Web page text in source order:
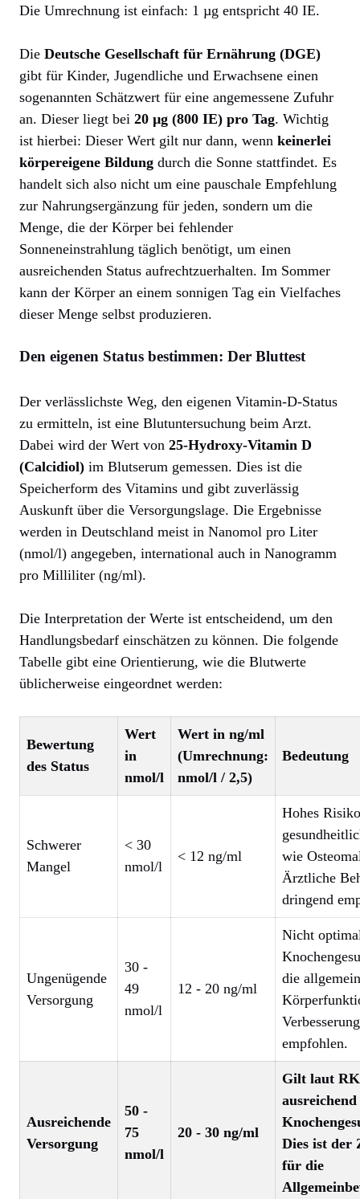
Die Umrechnung ist einfach: 1 µg entspricht 40 IE.
Die Deutsche Gesellschaft für Ernährung (DGE)
gibt für Kinder, Jugendliche und Erwachsene einen
sogenannten Schätzwert für eine angemessene Zufuhr
an. Dieser liegt bei 20 µg (800 IE) pro Tag. Wichtig
ist hierbei: Dieser Wert gilt nur dann, wenn keinerlei
körpereigene Bildung durch die Sonne stattfindet. Es
handelt sich also nicht um eine pauschale Empfehlung
zur Nahrungsergänzung für jeden, sondern um die
Menge, die der Körper bei fehlender
Sonneneinstrahlung täglich benötigt, um einen
ausreichenden Status aufrechtzuerhalten. Im Sommer
kann der Körper an einem sonnigen Tag ein Vielfaches
dieser Menge selbst produzieren.
Den eigenen Status bestimmen: Der Bluttest
Der verlässlichste Weg, den eigenen Vitamin-D-Status
zu ermitteln, ist eine Blutuntersuchung beim Arzt.
Dabei wird der Wert von 25-Hydroxy-Vitamin D
(Calcidiol) im Blutserum gemessen. Dies ist die
Speicherform des Vitamins und gibt zuverlässig
Auskunft über die Versorgungslage. Die Ergebnisse
werden in Deutschland meist in Nanomol pro Liter
(nmol/l) angegeben, international auch in Nanogramm
pro Milliliter (ng/ml).
Die Interpretation der Werte ist entscheidend, um den
Handlungsbedarf einschätzen zu können. Die folgende
Tabelle gibt eine Orientierung, wie die Blutwerte
üblicherweise eingeordnet werden:
Bewertung
des Status
Wert
in
nmol/l
Wert in ng/ml
(Umrechnung:
nmol/l / 2,5)
Bedeutung
Schwerer
Mangel
< 30
nmol/l
< 12 ng/ml
Hohes
wie
Ärztliche
dringend
Ungenügende
Versorgung
30 -
49
nmol/l
12 - 20 ng/ml
Nicht
die
empfohlen.
Ausreichende
Versorgung
50 -
75
nmol/l
20 - 30 ng/ml
Gilt laut
Dies ist der
für die